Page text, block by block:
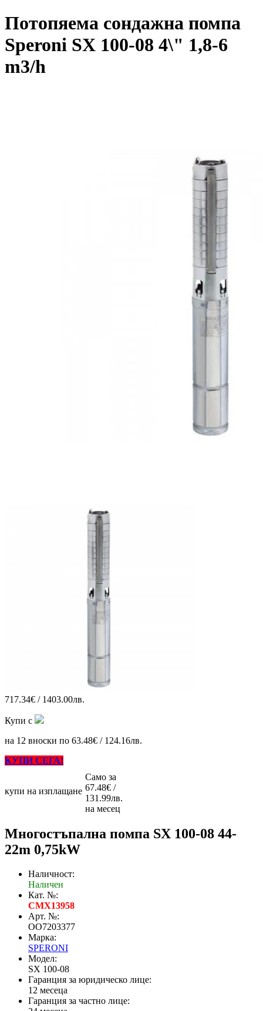
Потопяема сондажна помпа
Speroni SX 100-08 4\" 1,8-6
m3/h
717.34€ / 1403.00лв.
Купи с
на 12 вноски по 63.48€ / 124.16лв.
КУПИ СЕГА!
купи на изплащане
Само за
67.48€ /
131.99лв.
на месец
Mногостъпална помпа SX 100-08 44-
22m 0,75kW
Наличност:
Наличен
Кат. №:
CMX13958
Арт. №:
OO7203377
Марка:
SPERONI
Модел:
SX 100-08
Гаранция за юридическо лице:
12 месеца
Гаранция за частно лице: